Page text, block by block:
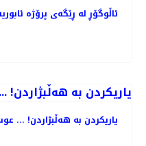
ئاڵوگۆڕ لە ڕێگەی پرۆژە
یاریکردن بە هەڵبژاردن! ...